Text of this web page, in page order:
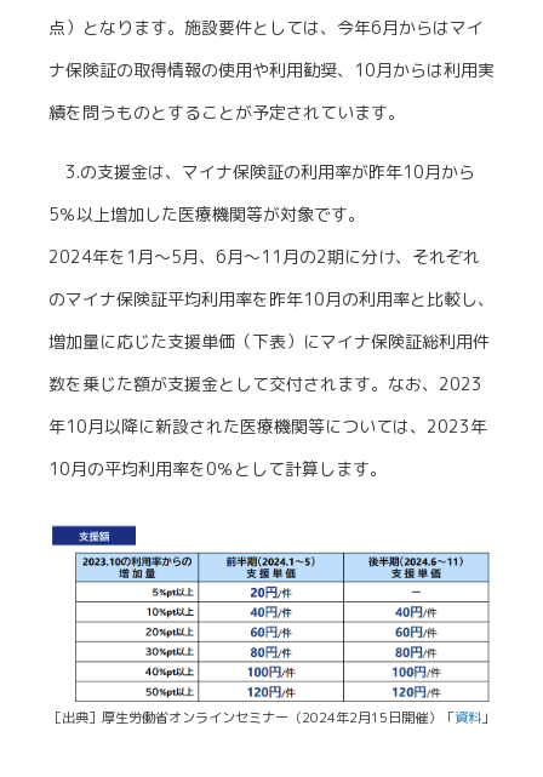
点）となります。施設要件としては、今年6月からはマイ
ナ保険証の取得情報の使用や利用勧奨、10月からは利用実
績を問うものとすることが予定されています。
3.の支援金は、マイナ保険証の利用率が昨年10月から
5％以上増加した医療機関等が対象です。
2024年を1月～5月、6月～11月の2期に分け、それぞれ
のマイナ保険証平均利用率を昨年10月の利用率と比較し、
増加量に応じた支援単価（下表）にマイナ保険証総利用件
数を乗じた額が支援金として交付されます。なお、2023
年10月以降に新設された医療機関等については、2023年
10月の平均利用率を0％として計算します。
［出典］厚生労働省オンラインセミナー（2024年2月15日開催）「資料」